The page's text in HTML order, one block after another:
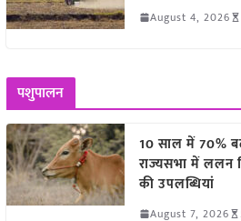
August 4, 2026
पशुपालन
10 साल में 70%
राज्यसभा में ललन
की उपलब्धियां
August 7, 2026